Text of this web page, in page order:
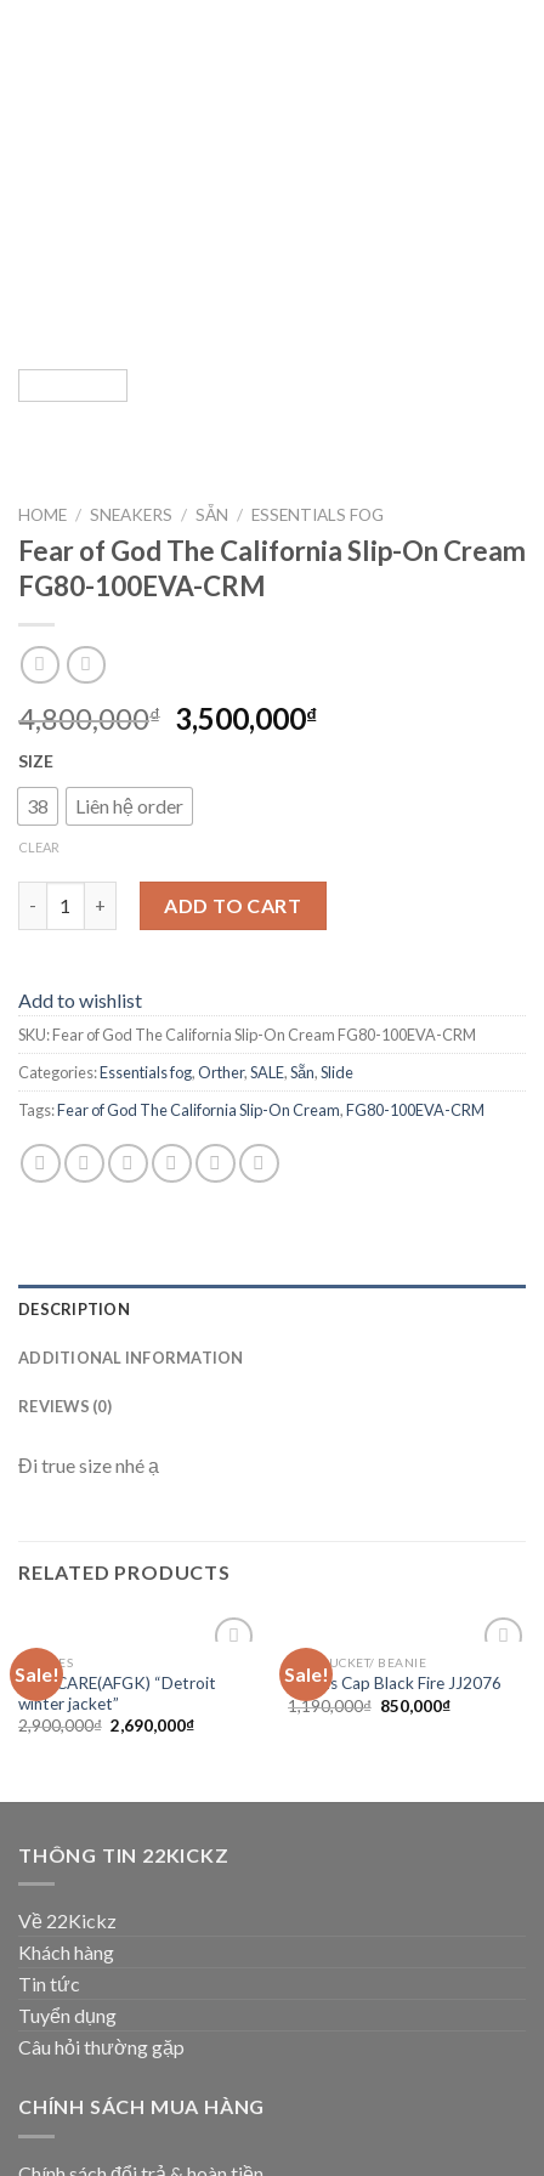
HOME / SNEAKERS / SẴN / ESSENTIALS FOG
Fear of God The California Slip-On Cream
FG80-100EVA-CRM
4,800,000₫ 3,500,000₫
SIZE
38 Liên hệ order
CLEAR
ADD TO CART
Add to wishlist
SKU:Fear of God The California Slip-On Cream FG80-100EVA-CRM
Categories:Essentials fog,Orther,SALE,Sẵn,Slide
Tags:Fear of God The California Slip-On Cream,FG80-100EVA-CRM
DESCRIPTION
ADDITIONAL INFORMATION
REVIEWS (0)
Đi true size nhé ạ
RELATED PRODUCTS
Sale!
wishlist
CLOTHES
DONCARE(AFGK) “Detroit
winter jacket”
2,900,000₫ 2,690,000₫
Sale!
wishlist
CAP/ BUCKET/ BEANIE
Adidas Cap Black Fire JJ2076
1,190,000₫ 850,000₫
THÔNG TIN 22KICKZ
Về 22Kickz
Khách hàng
Tin tức
Tuyển dụng
Câu hỏi thường gặp
CHÍNH SÁCH MUA HÀNG